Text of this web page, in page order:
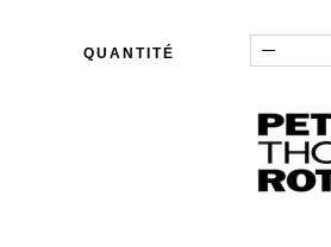
QUANTITÉ